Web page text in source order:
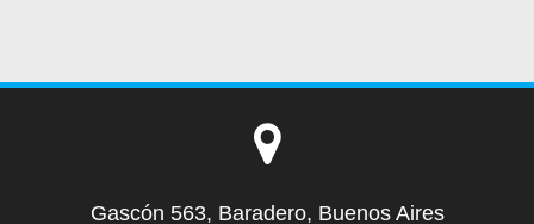
Gascón 563, Baradero, Buenos Aires